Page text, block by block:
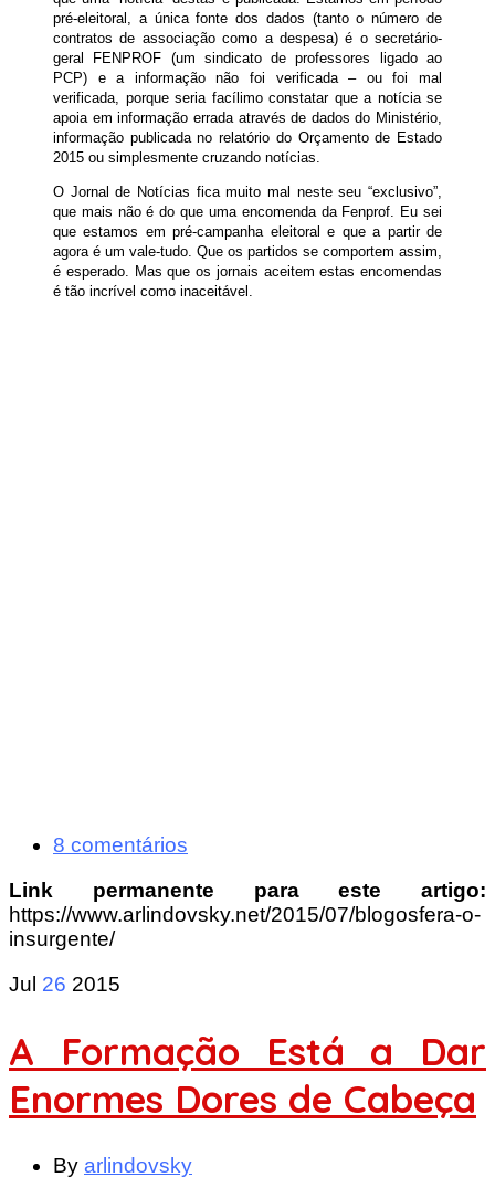
pré-eleitoral, a única fonte dos dados (tanto o número de
contratos de associação como a despesa) é o secretário-
geral FENPROF (um sindicato de professores ligado ao
PCP) e a informação não foi verificada – ou foi mal
verificada, porque seria facílimo constatar que a notícia se
apoia em informação errada através de dados do Ministério,
informação publicada no relatório do Orçamento de Estado
2015 ou simplesmente cruzando notícias.
O Jornal de Notícias fica muito mal neste seu “exclusivo”,
que mais não é do que uma encomenda da Fenprof. Eu sei
que estamos em pré-campanha eleitoral e que a partir de
agora é um vale-tudo. Que os partidos se comportem assim,
é esperado. Mas que os jornais aceitem estas encomendas
é tão incrível como inaceitável.
8 comentários
Link permanente para este artigo:
https://www.arlindovsky.net/2015/07/blogosfera-o-
insurgente/
Jul 26 2015
A Formação Está a Dar
Enormes Dores de Cabeça
By arlindovsky